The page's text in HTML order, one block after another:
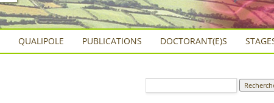
QUALIPOLE PUBLICATIONS DOCTORANT(E)S